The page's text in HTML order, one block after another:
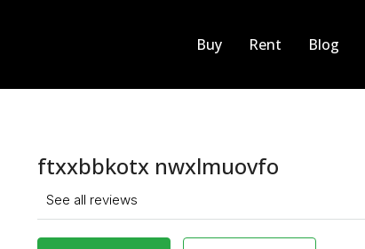
Buy Rent Blog
ftxxbbkotx nwxlmuovfo
See all reviews